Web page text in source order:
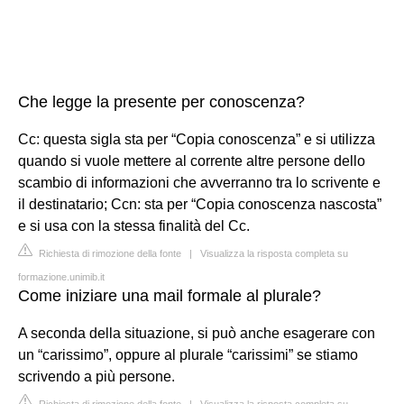
Che legge la presente per conoscenza?
Cc: questa sigla sta per “Copia conoscenza” e si utilizza
quando si vuole mettere al corrente altre persone dello
scambio di informazioni che avverranno tra lo scrivente e
il destinatario; Ccn: sta per “Copia conoscenza nascosta”
e si usa con la stessa finalità del Cc.
Richiesta di rimozione della fonte | Visualizza la risposta completa su
formazione.unimib.it
Come iniziare una mail formale al plurale?
A seconda della situazione, si può anche esagerare con
un “carissimo”, oppure al plurale “carissimi” se stiamo
scrivendo a più persone.